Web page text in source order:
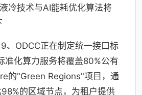
冷技术与AI能耗优化算法将
、ODCC正在制定统一接口标
准化算力服务将覆盖80%公有
的"Green Regions"项目，通
的区域节点，为租户提供